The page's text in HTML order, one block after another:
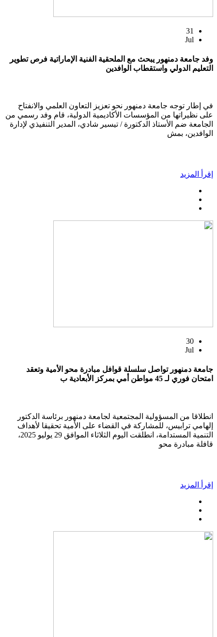
31
Jul
وفد جامعة دمنهور يبحث مع الملحقية الفنية الإماراتية فرص تطوير
التعليم الدولي واستقطاب الوافدين
في إطار توجه جامعة دمنهور نحو تعزيز التعاون العلمي والانفتاح
على نظيراتها من المؤسسات الأكاديمية الدولية، قام وفد رسمي من
الجامعة ضم الأستاذ الدكتورة / تيسير شادي، المدير التنفيذي لإدارة
الوافدين، بمش
إقرأ المزيد
30
Jul
جامعة دمنهور تواصل سلسلة قوافل مبادرة محو الأمية وتعقد
امتحان فوري لـ 45 مواطن أمي بمركز الأبعادية ب
انطلاقا من المسؤولية المجتمعية لجامعة دمنهور برئاسة الدكتور
إلهامي ترابيس، للمشاركة في القضاء على الأمية تحقيقا لأهداف
التنمية المستدامة، انطلقت اليوم الثلاثاء الموافق 29 يوليو 2025،
قافلة مبادرة محو
إقرأ المزيد